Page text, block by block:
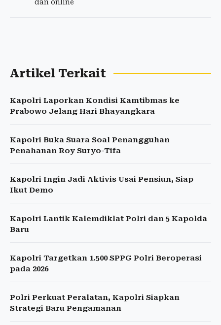
dan online
Artikel Terkait
Kapolri Laporkan Kondisi Kamtibmas ke
Prabowo Jelang Hari Bhayangkara
Kapolri Buka Suara Soal Penangguhan
Penahanan Roy Suryo-Tifa
Kapolri Ingin Jadi Aktivis Usai Pensiun, Siap
Ikut Demo
Kapolri Lantik Kalemdiklat Polri dan 5 Kapolda
Baru
Kapolri Targetkan 1.500 SPPG Polri Beroperasi
pada 2026
Polri Perkuat Peralatan, Kapolri Siapkan
Strategi Baru Pengamanan